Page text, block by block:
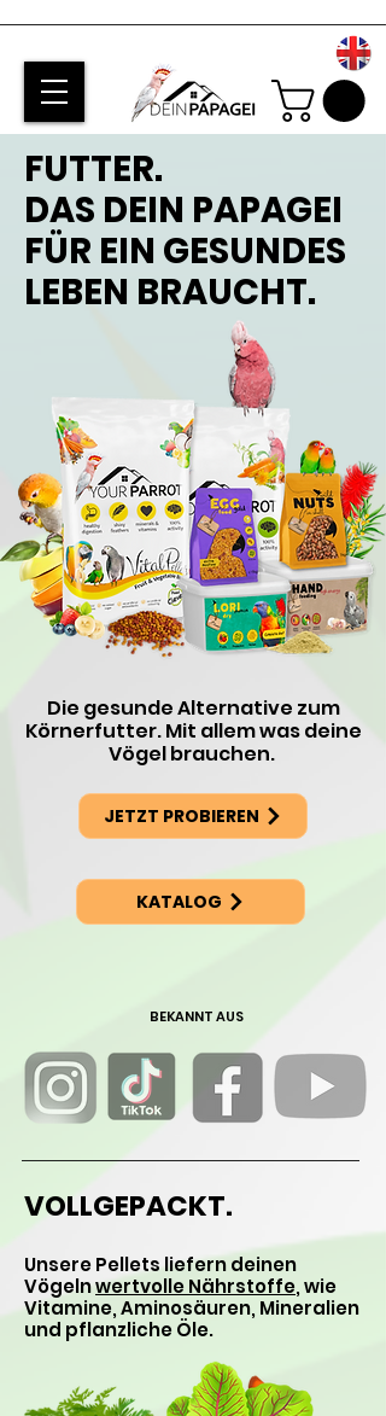
FUTTER.
DAS DEIN PAPAGEI
FÜR EIN GESUNDES
LEBEN BRAUCHT.
Die gesunde Alternative zum
Körnerfutter. Mit allem was deine
Vögel brauchen.
JETZT PROBIEREN
KATALOG
BEKANNT AUS
VOLLGEPACKT.
Unsere Pellets liefern deinen
Vögelnwertvolle Nährstoffe, wie
Vitamine, Aminosäuren, Mineralien
und pflanzliche Öle.